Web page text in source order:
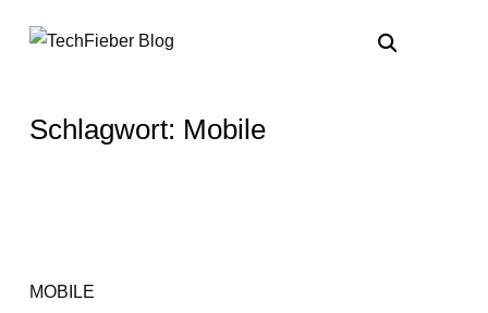
Schlagwort: Mobile
MOBILE